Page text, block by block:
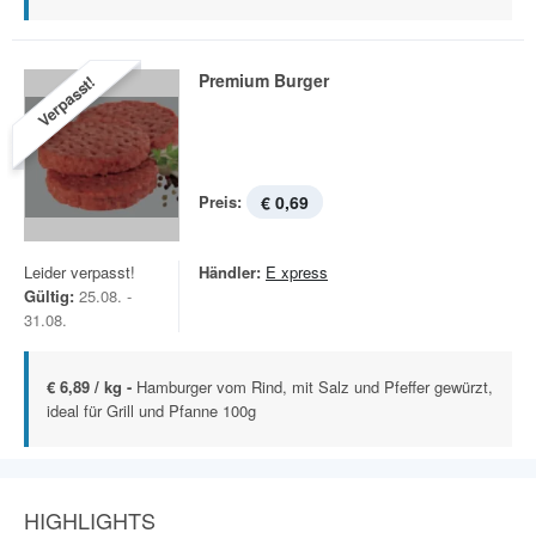
Verpasst! Premium Burger
Preis: € 0,69
Leider verpasst!
Gültig: 25.08. -
31.08.
Händler: E xpress
€ 6,89 / kg - Hamburger vom Rind, mit Salz und Pfeffer gewürzt,
ideal für Grill und Pfanne 100g
HIGHLIGHTS